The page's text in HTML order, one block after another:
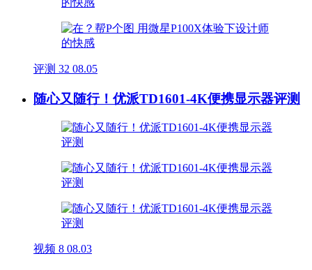
评测 32 08.05
随心又随行！优派TD1601-4K便携显示器评测
视频 8 08.03